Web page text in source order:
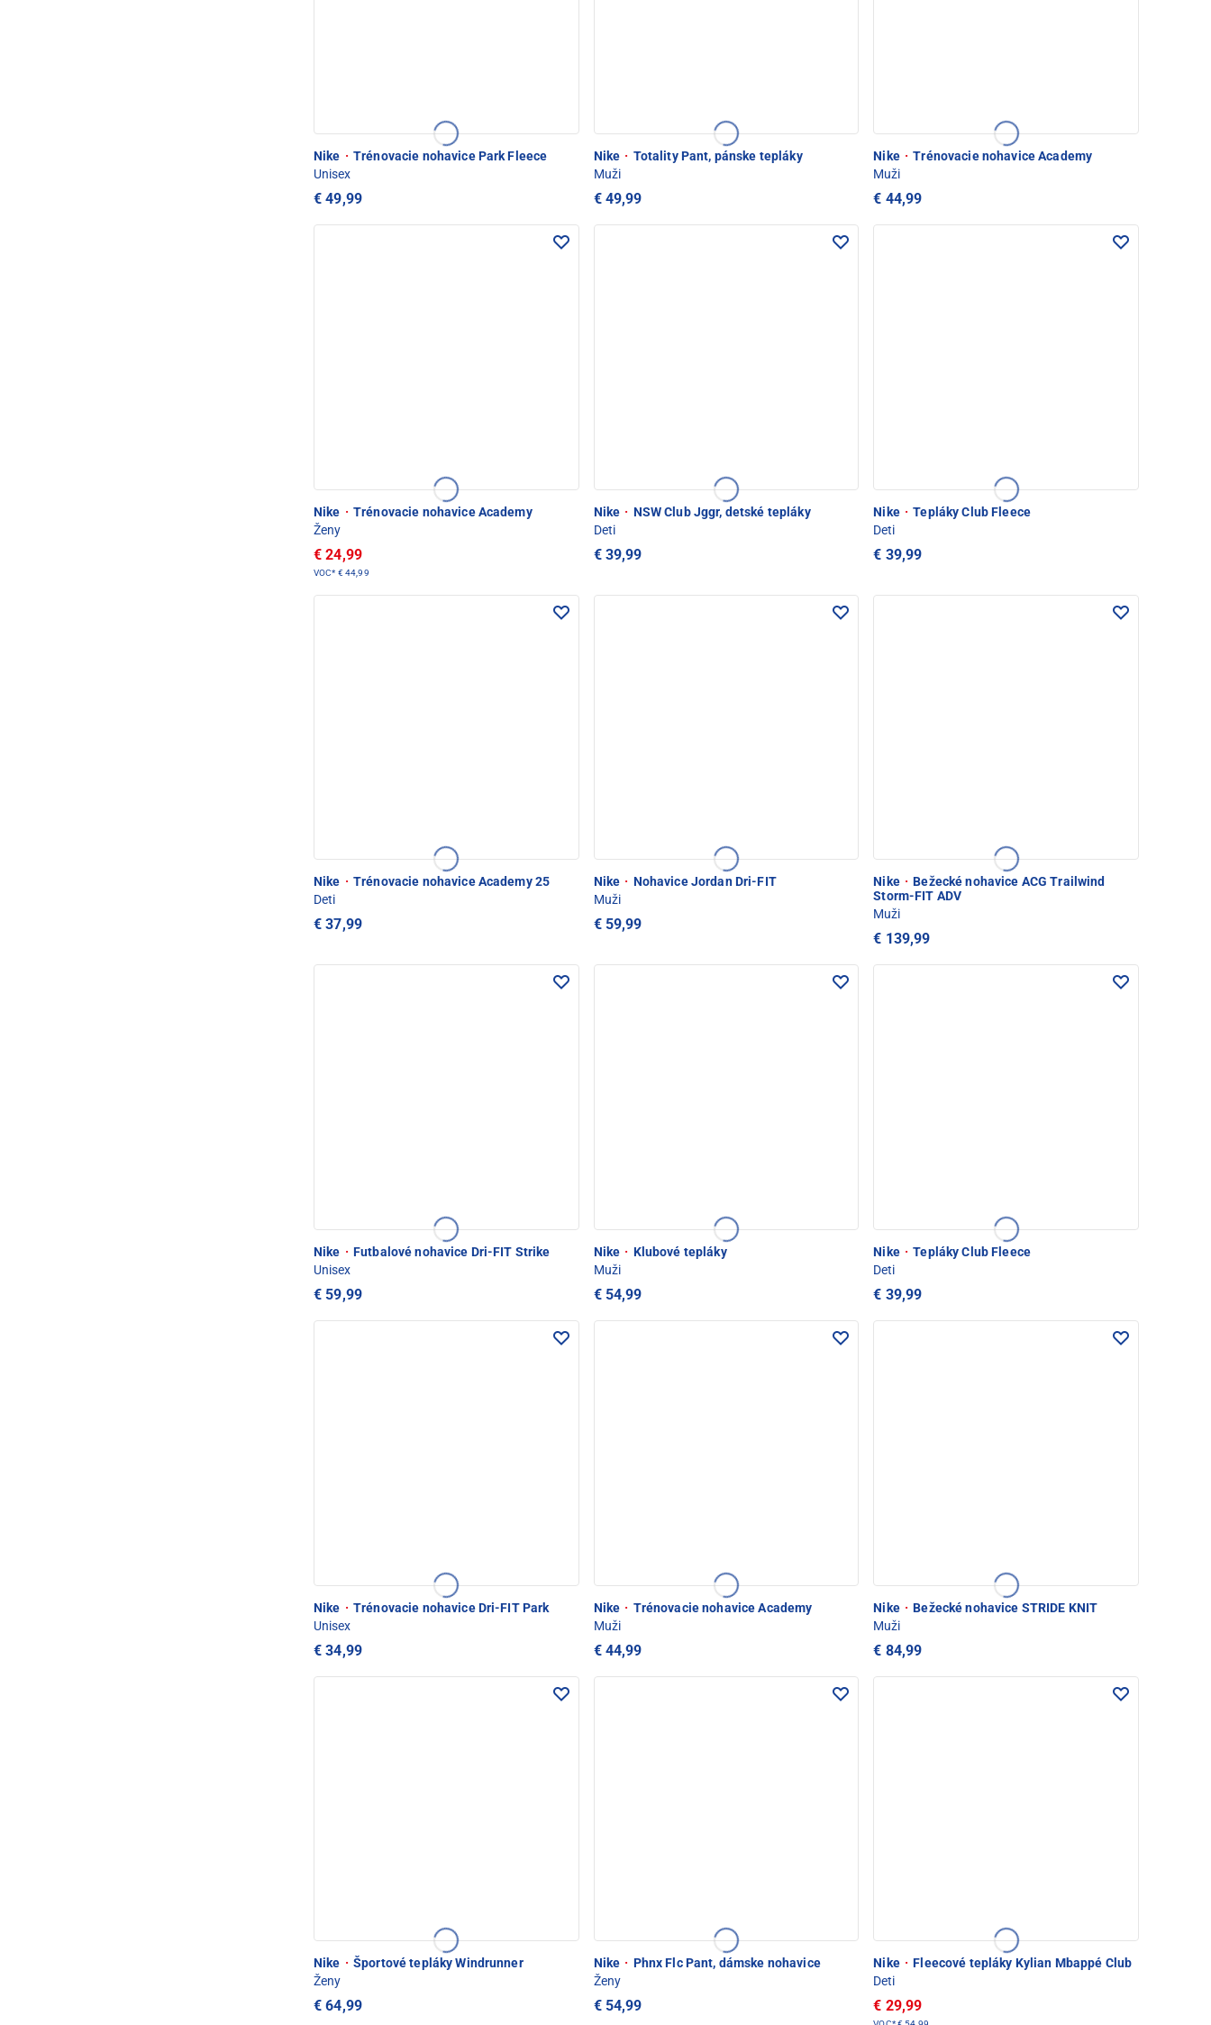
Nike · Trénovacie nohavice Park Fleece
Unisex
€ 49,99
Nike · Totality Pant, pánske tepláky
Muži
€ 49,99
Nike · Trénovacie nohavice Academy
Muži
€ 44,99
Nike · Trénovacie nohavice Academy
Ženy
€ 24,99
VOC* € 44,99
Nike · NSW Club Jggr, detské tepláky
Deti
€ 39,99
Nike · Tepláky Club Fleece
Deti
€ 39,99
Nike · Trénovacie nohavice Academy 25
Deti
€ 37,99
Nike · Nohavice Jordan Dri-FIT
Muži
€ 59,99
Nike · Bežecké nohavice ACG Trailwind
Storm-FIT ADV
Muži
€ 139,99
Nike · Futbalové nohavice Dri-FIT Strike
Unisex
€ 59,99
Nike · Klubové tepláky
Muži
€ 54,99
Nike · Tepláky Club Fleece
Deti
€ 39,99
Nike · Trénovacie nohavice Dri-FIT Park
Unisex
€ 34,99
Nike · Trénovacie nohavice Academy
Muži
€ 44,99
Nike · Bežecké nohavice STRIDE KNIT
Muži
€ 84,99
Nike · Športové tepláky Windrunner
Ženy
€ 64,99
Nike · Phnx Flc Pant, dámske nohavice
Ženy
€ 54,99
Nike · Fleecové tepláky Kylian Mbappé Club
Deti
€ 29,99